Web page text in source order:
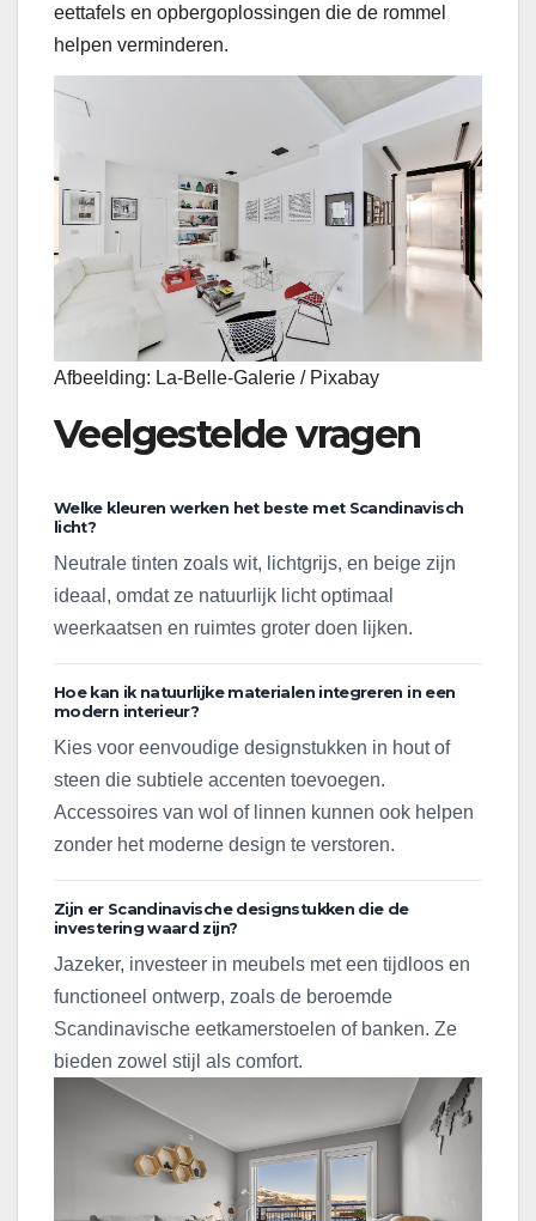
eettafels en opbergoplossingen die de rommel
helpen verminderen.
Afbeelding: La-Belle-Galerie / Pixabay
Veelgestelde vragen
Welke kleuren werken het beste met Scandinavisch
licht?
Neutrale tinten zoals wit, lichtgrijs, en beige zijn
ideaal, omdat ze natuurlijk licht optimaal
weerkaatsen en ruimtes groter doen lijken.
Hoe kan ik natuurlijke materialen integreren in een
modern interieur?
Kies voor eenvoudige designstukken in hout of
steen die subtiele accenten toevoegen.
Accessoires van wol of linnen kunnen ook helpen
zonder het moderne design te verstoren.
Zijn er Scandinavische designstukken die de
investering waard zijn?
Jazeker, investeer in meubels met een tijdloos en
functioneel ontwerp, zoals de beroemde
Scandinavische eetkamerstoelen of banken. Ze
bieden zowel stijl als comfort.